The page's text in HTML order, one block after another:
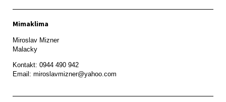
Mimaklima
Miroslav Mizner
Malacky
Kontakt: 0944 490 942